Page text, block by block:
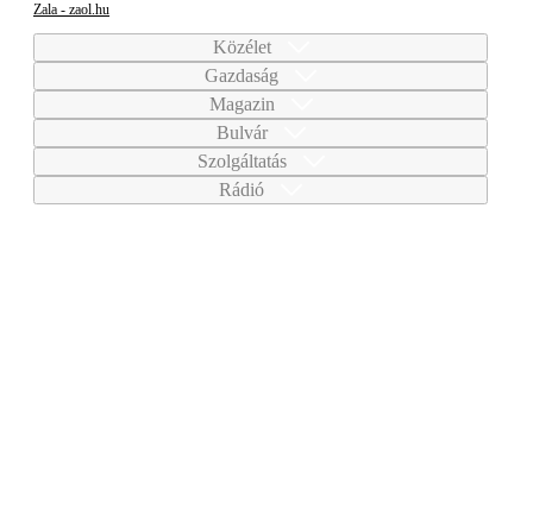
Zala - zaol.hu
Közélet
Gazdaság
Magazin
Bulvár
Szolgáltatás
Rádió